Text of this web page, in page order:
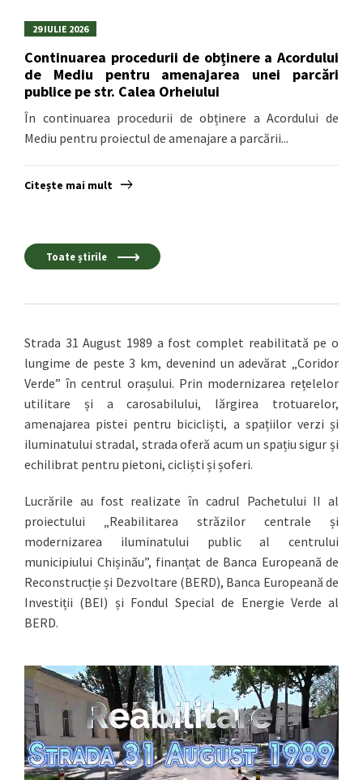
29 IULIE 2026
Continuarea procedurii de obținere a Acordului
de Mediu pentru amenajarea unei parcări
publice pe str. Calea Orheiului
În continuarea procedurii de obținere a Acordului de
Mediu pentru proiectul de amenajare a parcării...
Citește mai mult
Toate știrile
Strada 31 August 1989 a fost complet reabilitată pe o
lungime de peste 3 km, devenind un adevărat „Coridor
Verde” în centrul orașului. Prin modernizarea rețelelor
utilitare și a carosabilului, lărgirea trotuarelor,
amenajarea pistei pentru bicicliști, a spațiilor verzi și
iluminatului stradal, strada oferă acum un spațiu sigur și
echilibrat pentru pietoni, cicliști și șoferi.
Lucrările au fost realizate în cadrul Pachetului II al
proiectului „Reabilitarea străzilor centrale și
modernizarea iluminatului public al centrului
municipiului Chișinău”, finanțat de Banca Europeană de
Reconstrucție și Dezvoltare (BERD), Banca Europeană de
Investiții (BEI) și Fondul Special de Energie Verde al
BERD.